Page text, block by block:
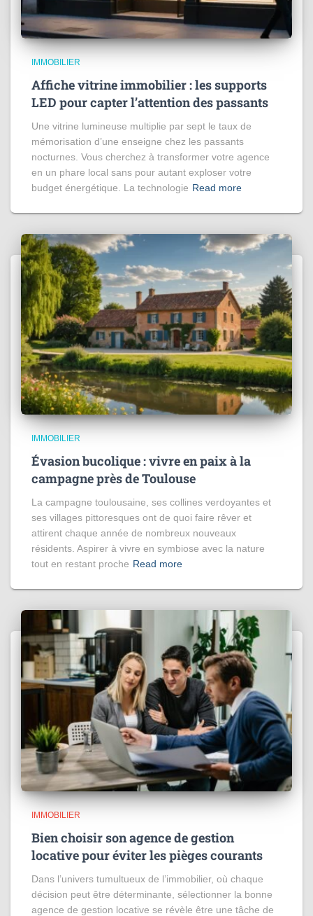
IMMOBILIER
Affiche vitrine immobilier : les supports
LED pour capter l’attention des passants
Une vitrine lumineuse multiplie par sept le taux de
mémorisation d’une enseigne chez les passants
nocturnes. Vous cherchez à transformer votre agence
en un phare local sans pour autant exploser votre
budget énergétique. La technologie Read more
IMMOBILIER
Évasion bucolique : vivre en paix à la
campagne près de Toulouse
La campagne toulousaine, ses collines verdoyantes et
ses villages pittoresques ont de quoi faire rêver et
attirent chaque année de nombreux nouveaux
résidents. Aspirer à vivre en symbiose avec la nature
tout en restant proche Read more
IMMOBILIER
Bien choisir son agence de gestion
locative pour éviter les pièges courants
Dans l’univers tumultueux de l’immobilier, où chaque
décision peut être déterminante, sélectionner la bonne
agence de gestion locative se révèle être une tâche de